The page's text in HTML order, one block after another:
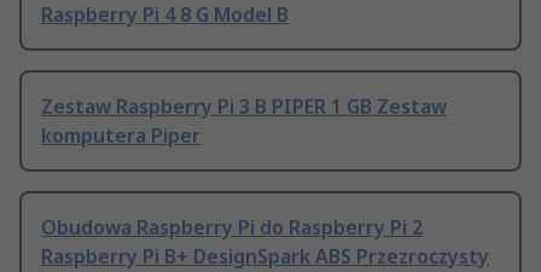
Raspberry Pi 4 8 G Model B
Zestaw Raspberry Pi 3 B PIPER 1 GB Zestaw
komputera Piper
Obudowa Raspberry Pi do Raspberry Pi 2
Raspberry Pi B+ DesignSpark ABS Przezroczysty